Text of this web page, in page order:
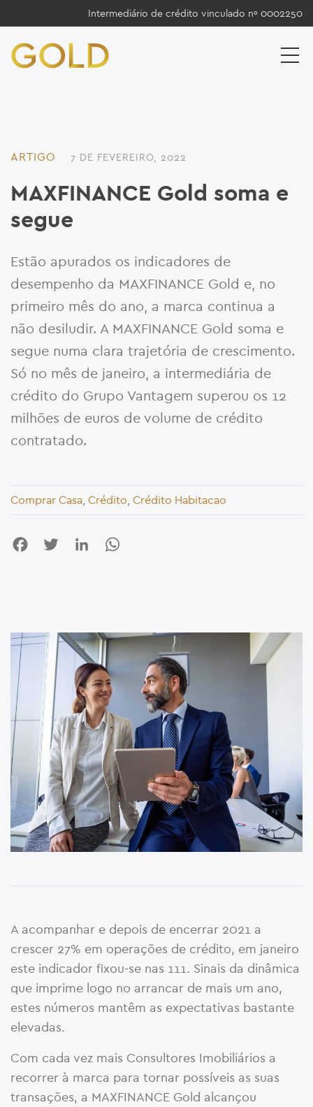
Intermediário de crédito vinculado nº 0002250
ARTIGO 7 DE FEVEREIRO, 2022
MAXFINANCE Gold soma e
segue
Estão apurados os indicadores de
desempenho da MAXFINANCE Gold e, no
primeiro mês do ano, a marca continua a
não desiludir. A MAXFINANCE Gold soma e
segue numa clara trajetória de crescimento.
Só no mês de janeiro, a intermediária de
crédito do Grupo Vantagem superou os 12
milhões de euros de volume de crédito
contratado.
Comprar Casa, Crédito, Crédito Habitacao
FacebookTwitter LinkedIn
A acompanhar e depois de encerrar 2021 a
crescer 27% em operações de crédito, em janeiro
este indicador fixou-se nas 111. Sinais da dinâmica
que imprime logo no arrancar de mais um ano,
estes números mantêm as expectativas bastante
elevadas.
Com cada vez mais Consultores Imobiliários a
recorrer à marca para tornar possíveis as suas
transações, a MAXFINANCE Gold alcançou